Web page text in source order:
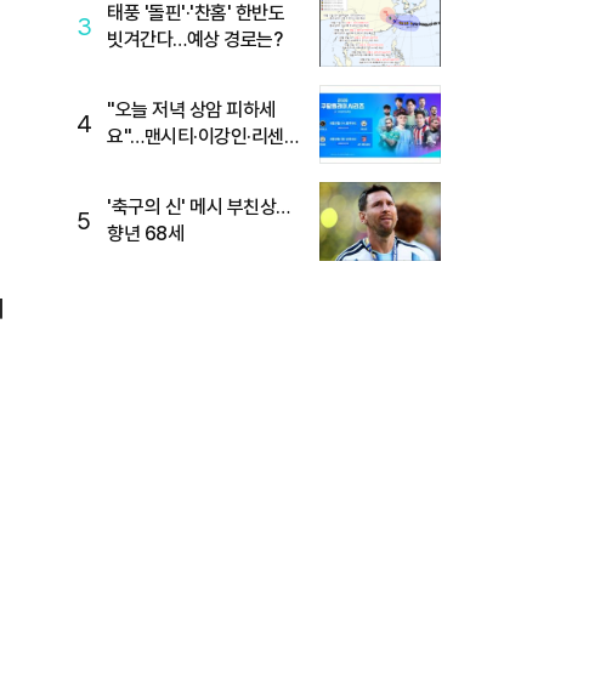
3
태풍 '돌핀'·'찬홈' 한반도
빗겨간다…예상 경로는?
4
"오늘 저녁 상암 피하세
요"…맨시티·이강인·리센느
5
'축구의 신' 메시 부친상…
향년 68세